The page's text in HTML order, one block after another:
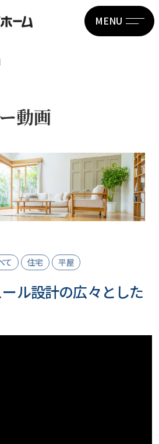
MENU
動画
て 住宅 平屋
ル設計の広々とした